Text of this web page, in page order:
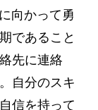
向かって勇
であること
先に連絡
自分のスキ
信を持って